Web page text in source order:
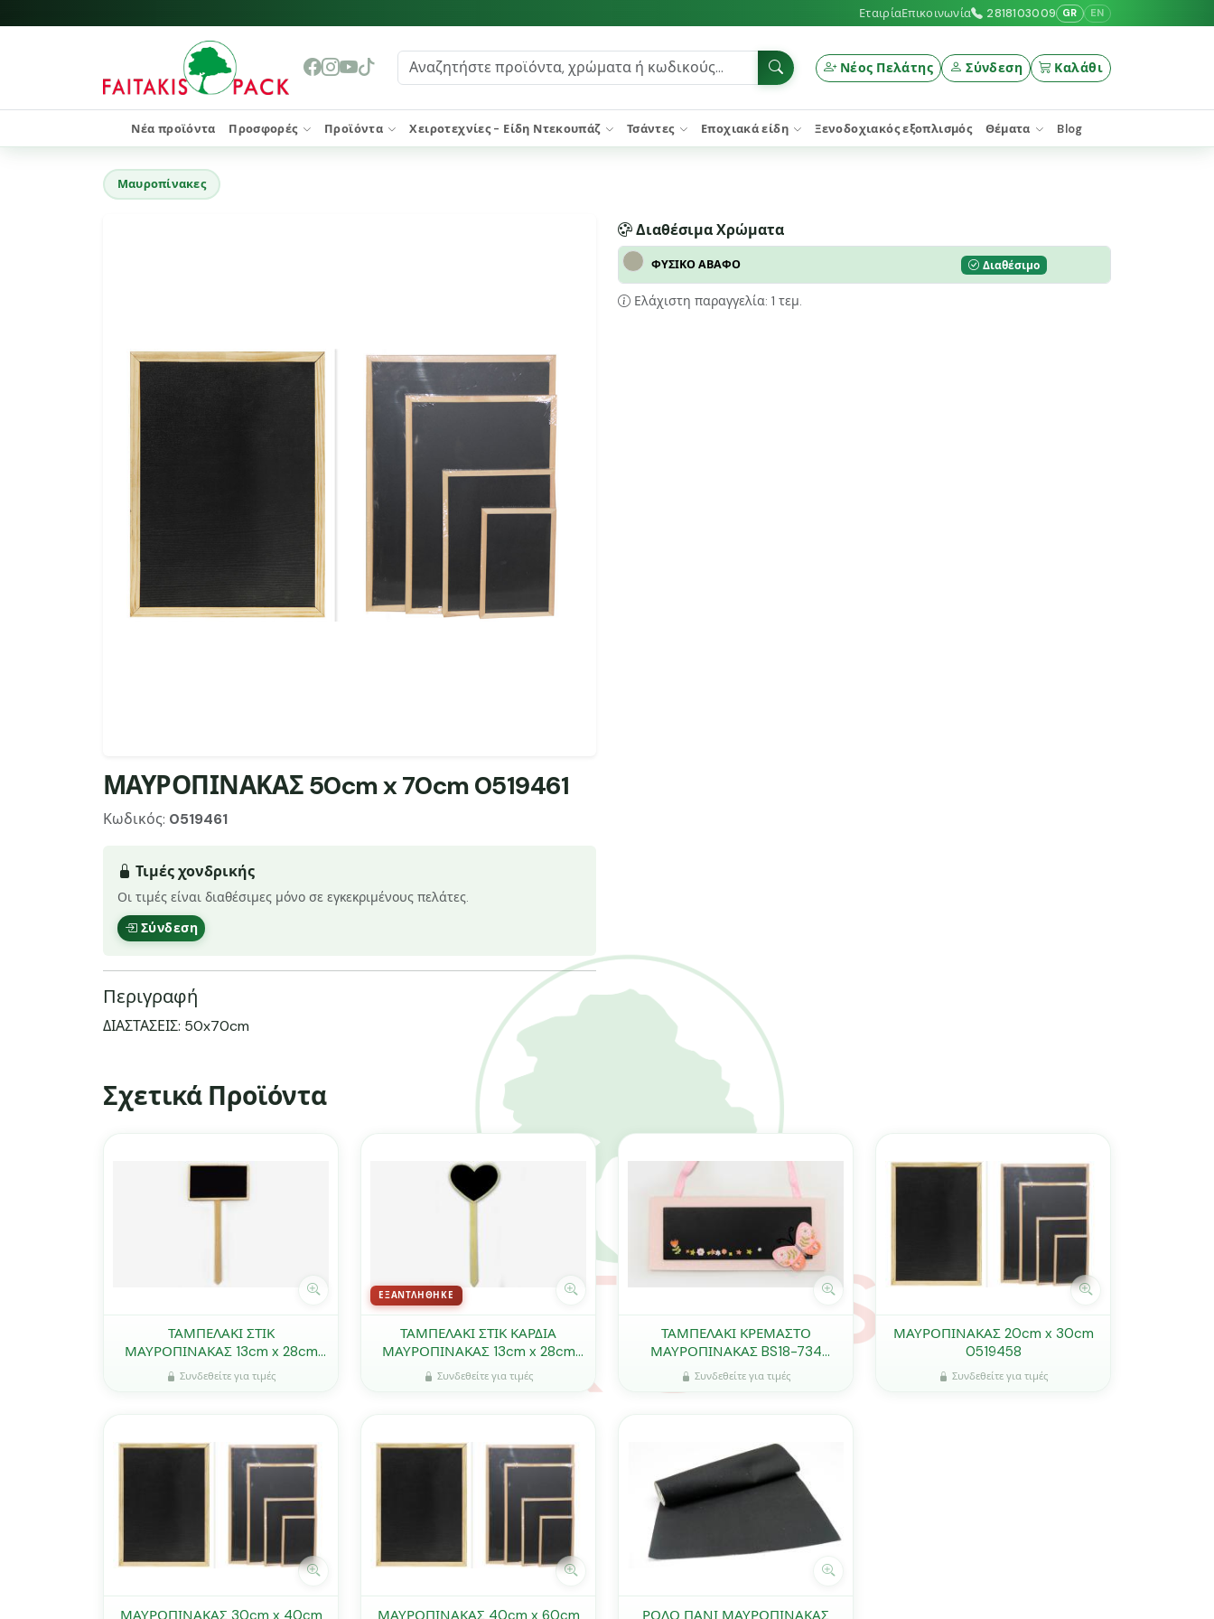
ΕταιρίαΕπικοινωνία 2818103009 GR EN
Νέος Πελάτης Σύνδεση Καλάθι
Νέα προϊόντα Προσφορές Προϊόντα Χειροτεχνίες - Είδη Ντεκουπάζ Τσάντες Εποχιακά είδη Ξενοδοχιακός εξοπλισμός Θέματα Blog
Μαυροπίνακες
ΜΑΥΡΟΠΙΝΑΚΑΣ 50cm x 70cm 0519461
Κωδικός: 0519461
Τιμές χονδρικής
Οι τιμές είναι διαθέσιμες μόνο σε εγκεκριμένους πελάτες.
Σύνδεση
Περιγραφή
ΔΙΑΣΤΑΣΕΙΣ: 50x70cm
Διαθέσιμα Χρώματα
ΦΥΣΙΚΟ ΑΒΑΦΟ Διαθέσιμο
Ελάχιστη παραγγελία: 1 τεμ.
Σχετικά Προϊόντα
ΤΑΜΠΕΛΑΚΙ ΣΤΙΚ
ΜΑΥΡΟΠΙΝΑΚΑΣ 13cm x 28cm
0519659
Συνδεθείτε για τιμές
ΕΞΑΝΤΛΉΘΗΚΕ
ΤΑΜΠΕΛΑΚΙ ΣΤΙΚ ΚΑΡΔΙΑ
ΜΑΥΡΟΠΙΝΑΚΑΣ 13cm x 28cm
0519660
Συνδεθείτε για τιμές
ΤΑΜΠΕΛΑΚΙ ΚΡΕΜΑΣΤΟ
ΜΑΥΡΟΠΙΝΑΚΑΣ BS18-734
0621204
Συνδεθείτε για τιμές
ΜΑΥΡΟΠΙΝΑΚΑΣ 20cm x 30cm
0519458
Συνδεθείτε για τιμές
ΜΑΥΡΟΠΙΝΑΚΑΣ 30cm x 40cm ΜΑΥΡΟΠΙΝΑΚΑΣ 40cm x 60cm ΡΟΛΟ ΠΑΝΙ ΜΑΥΡΟΠΙΝΑΚΑΣ